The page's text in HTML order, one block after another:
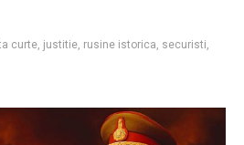
curte, justitie, rusine istorica, securisti,